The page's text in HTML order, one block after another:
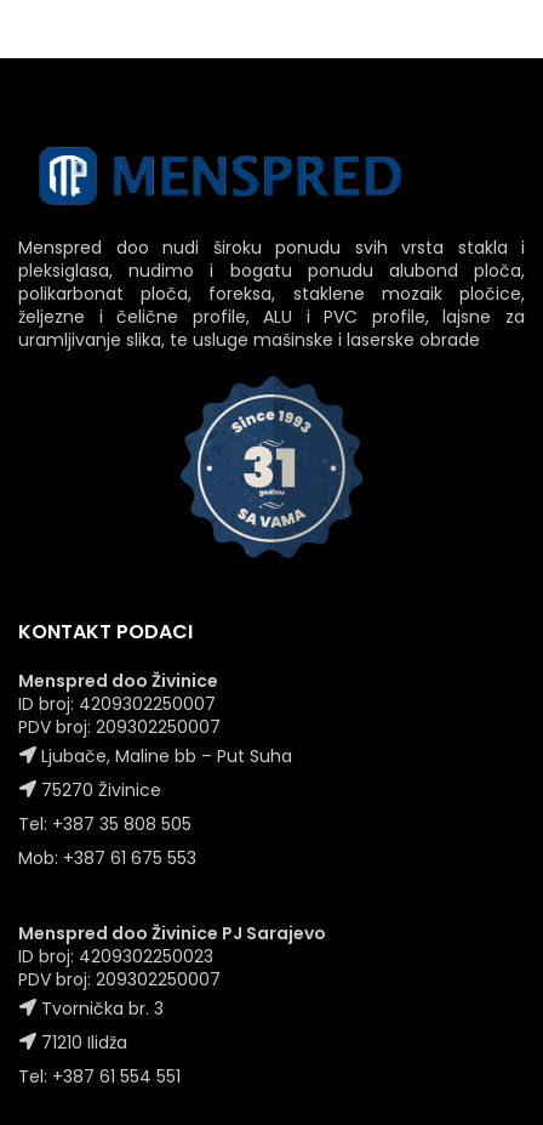
Menspred doo nudi široku ponudu svih vrsta stakla i
pleksiglasa, nudimo i bogatu ponudu alubond ploča,
polikarbonat ploča, foreksa, staklene mozaik pločice,
željezne i čelične profile, ALU i PVC profile, lajsne za
uramljivanje slika, te usluge mašinske i laserske obrade
KONTAKT PODACI
Menspred doo Živinice
ID broj: 4209302250007
PDV broj: 209302250007
Ljubače, Maline bb – Put Suha
75270 Živinice
Tel: +387 35 808 505
Mob: +387 61 675 553
Menspred doo Živinice PJ Sarajevo
ID broj: 4209302250023
PDV broj: 209302250007
Tvornička br. 3
71210 Ilidža
Tel: +387 61 554 551